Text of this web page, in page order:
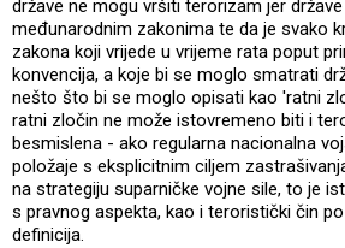
države ne mogu vršiti terorizam jer
međunarodnim zakonima te da je svako
zakona koji vrijede u vrijeme rata poput
konvencija, a koje bi se moglo smatrati
nešto što bi se moglo opisati kao 'ratni
ratni zločin ne može istovremeno biti i
besmislena - ako regularna nacionalna
položaje s eksplicitnim ciljem
na strategiju suparničke vojne sile, to je
s pravnog aspekta, kao i teroristički čin
definicija.